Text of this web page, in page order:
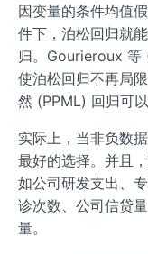
因变量的条件均值
件下，泊松回归就
归。Gourieroux 等
使泊松回归不再局
然 (PPML) 回归可
实际上，当非负数
最好的选择。并且
如公司研发支出、
诊次数、公司信贷
量。